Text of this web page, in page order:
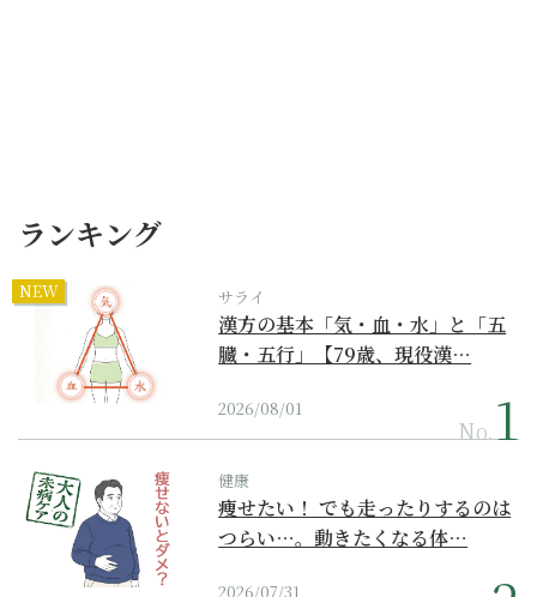
ランキング
NEW サライ
漢方の基本「気・血・水」と「五
臓・五行」【79歳、現役漢…
2026/08/01
No.
健康
痩せたい！ でも走ったりするのは
つらい…。動きたくなる体…
2026/07/31